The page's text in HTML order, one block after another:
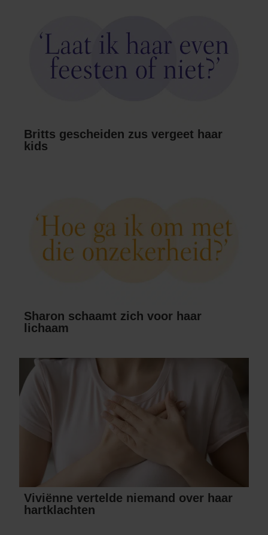
Britts gescheiden zus vergeet haar
kids
Sharon schaamt zich voor haar
lichaam
Viviënne vertelde niemand over haar
hartklachten